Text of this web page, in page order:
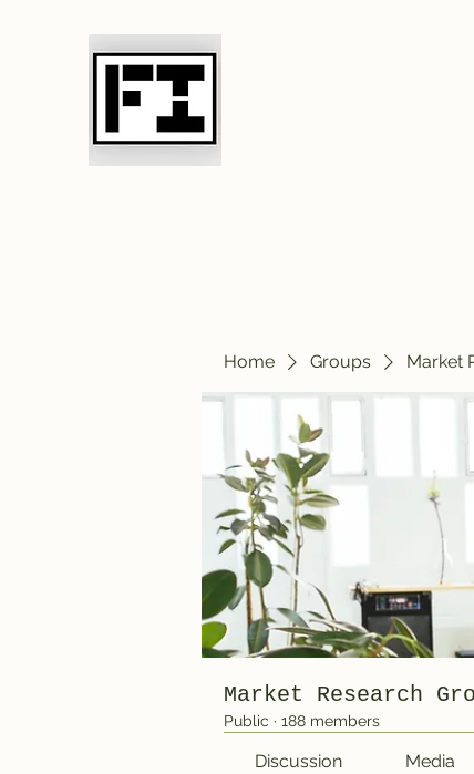
Home Groups Market
Market Research
Public · 188 members
Discussion Media